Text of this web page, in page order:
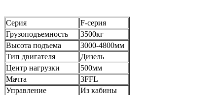
Серия
F-серия
Грузоподъемность
3500кг
Высота подъема
3000-4800мм
Тип двигателя
Дизель
Центр нагрузки
500мм
Мачта
3FFL
Управление
Из кабины